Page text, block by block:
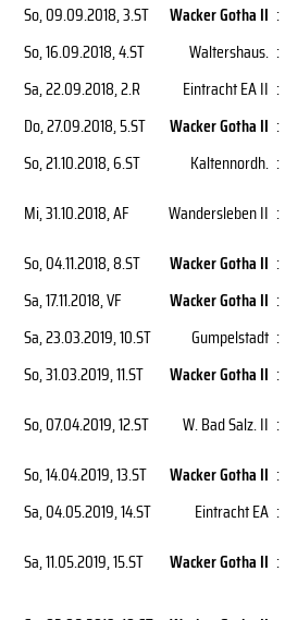
So, 09.09.2018, 3.ST Wacker Gotha II :
So, 16.09.2018, 4.ST Waltershaus. :
Sa, 22.09.2018, 2.R Eintracht EA II :
Do, 27.09.2018, 5.ST Wacker Gotha II :
So, 21.10.2018, 6.ST Kaltennordh. :
Mi, 31.10.2018, AF Wandersleben II :
So, 04.11.2018, 8.ST Wacker Gotha II :
Sa, 17.11.2018, VF Wacker Gotha II :
Sa, 23.03.2019, 10.ST Gumpelstadt :
So, 31.03.2019, 11.ST Wacker Gotha II :
So, 07.04.2019, 12.ST W. Bad Salz. II :
So, 14.04.2019, 13.ST Wacker Gotha II :
Sa, 04.05.2019, 14.ST Eintracht EA :
Sa, 11.05.2019, 15.ST Wacker Gotha II :